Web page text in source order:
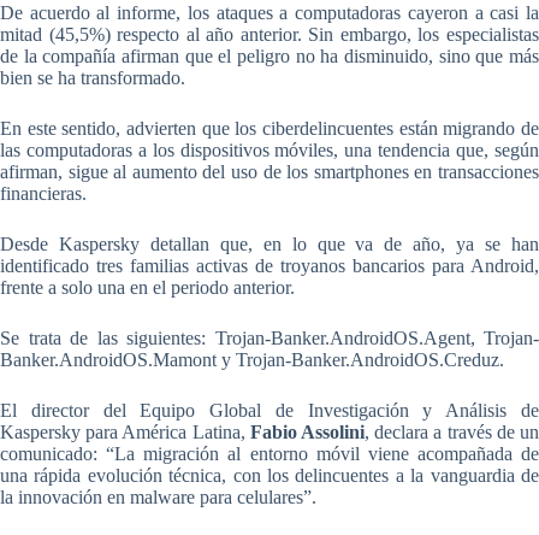
De acuerdo al informe, los ataques a computadoras cayeron a casi la
mitad (45,5%) respecto al año anterior. Sin embargo, los especialistas
de la compañía afirman que el peligro no ha disminuido, sino que más
bien se ha transformado.
En este sentido, advierten que los ciberdelincuentes están migrando de
las computadoras a los dispositivos móviles, una tendencia que, según
afirman, sigue al aumento del uso de los smartphones en transacciones
financieras.
Desde Kaspersky detallan que, en lo que va de año, ya se han
identificado tres familias activas de troyanos bancarios para Android,
frente a solo una en el periodo anterior.
Se trata de las siguientes: Trojan-Banker.AndroidOS.Agent, Trojan-
Banker.AndroidOS.Mamont y Trojan-Banker.AndroidOS.Creduz.
El director del Equipo Global de Investigación y Análisis de
Kaspersky para América Latina, Fabio Assolini, declara a través de un
comunicado: “La migración al entorno móvil viene acompañada de
una rápida evolución técnica, con los delincuentes a la vanguardia de
la innovación en malware para celulares”.